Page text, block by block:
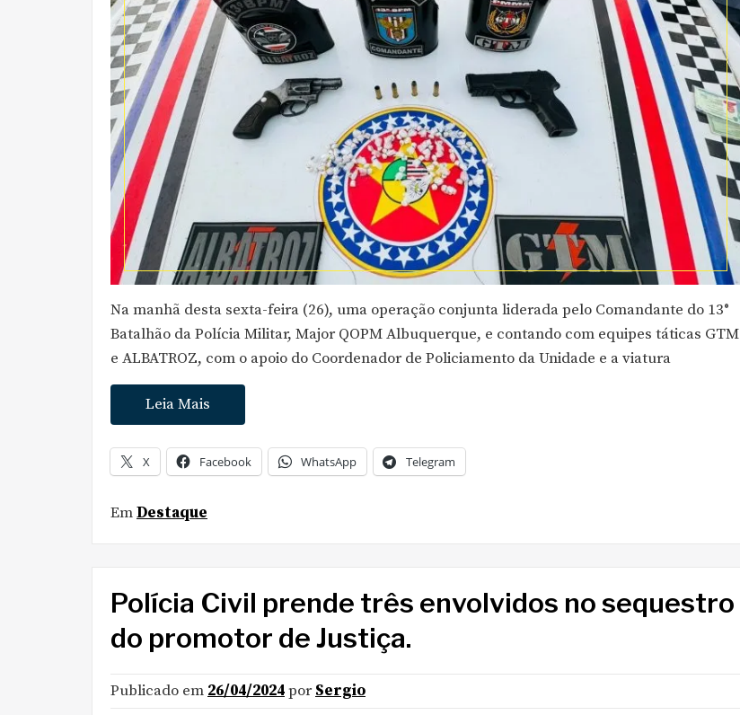
Na manhã desta sexta-feira (26), uma operação conjunta liderada pelo Comandante do 13°
Batalhão da Polícia Militar, Major QOPM Albuquerque, e contando com equipes táticas GTM
e ALBATROZ, com o apoio do Coordenador de Policiamento da Unidade e a viatura
Leia Mais
X Facebook WhatsApp Telegram
EmDestaque
Polícia Civil prende três envolvidos no sequestro
do promotor de Justiça.
Publicado em 26/04/2024por Sergio